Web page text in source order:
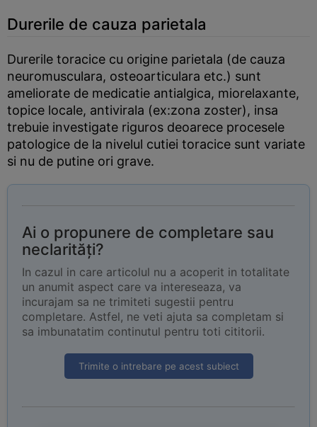
Durerile de cauza parietala
Durerile toracice cu origine parietala (de cauza
neuromusculara, osteoarticulara etc.) sunt
ameliorate de medicatie antialgica, miorelaxante,
topice locale, antivirala (ex:zona zoster), insa
trebuie investigate riguros deoarece procesele
patologice de la nivelul cutiei toracice sunt variate
si nu de putine ori grave.
Ai o propunere de completare sau
neclarități?
In cazul in care articolul nu a acoperit in totalitate
un anumit aspect care va intereseaza, va
incurajam sa ne trimiteti sugestii pentru
completare. Astfel, ne veti ajuta sa completam si
sa imbunatatim continutul pentru toti cititorii.
Trimite o intrebare pe acest subiect